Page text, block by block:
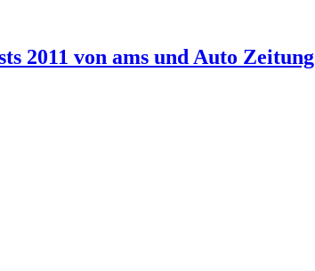
2011 von ams und Auto Zeitung